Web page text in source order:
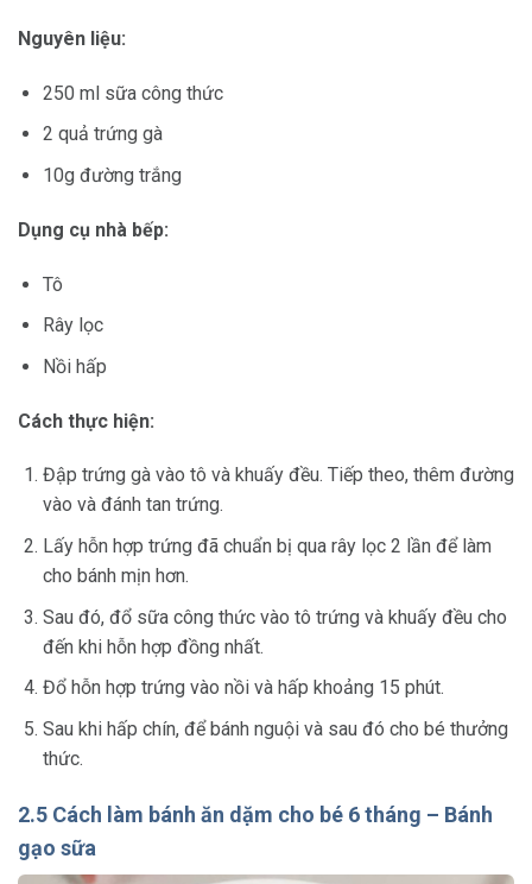
Nguyên liệu:
250 ml sữa công thức
2 quả trứng gà
10g đường trắng
Dụng cụ nhà bếp:
Tô
Rây lọc
Nồi hấp
Cách thực hiện:
Đập trứng gà vào tô và khuấy đều. Tiếp theo, thêm đường
vào và đánh tan trứng.
Lấy hỗn hợp trứng đã chuẩn bị qua rây lọc 2 lần để làm
cho bánh mịn hơn.
Sau đó, đổ sữa công thức vào tô trứng và khuấy đều cho
đến khi hỗn hợp đồng nhất.
Đổ hỗn hợp trứng vào nồi và hấp khoảng 15 phút.
Sau khi hấp chín, để bánh nguội và sau đó cho bé thưởng
thức.
2.5 Cách làm bánh ăn dặm cho bé 6 tháng – Bánh
gạo sữa